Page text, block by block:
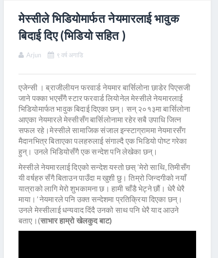
मेस्सीले भिडियोमार्फत नेयमारलाई भावुक
बिदाई दिए (भिडियो सहित )
Arjun ९ वर्ष अगाडि
एजेन्सी । ब्राजीलीयन फरवार्ड नेयमार बार्सिलोना छाडेर पिएसजी
जाने पक्का भएसँगै स्टार फरवार्ड लियोनेल मेस्सीले नेयमारलाई
भिडियोमार्फत भावुक बिदाई दिएका छन्। सन् २०१३मा बार्सिलोना
आएका नेयमारले मेस्सीसँग बार्सिलोनामा रहेर सबै उपाधि जित्न
सफल रहे।मेस्सीले सामाजिक संजाल इन्स्टाग्राममा नेयमारसँग
मैदानभित्र बिताएका पलहरुलाई संगाल्दै एक भिडियो पोष्ट गरेका
हुन्। उनले भिडियोसँगै एक सन्देश पनि लेखेका छन्।
मेस्सीले नेयमारलाई दिएको सन्देश यस्तो छस् ‘मेरो साथि, तिमीसँग
यी वर्षहरु सँगै बिताउन पाउँदा म खुशी छु। तिम्रो जिन्दगीको नयाँ
यात्राको लागि मेरो शुभकामना छ। हामी चाँडै भेट्ने छौं। धेरै धेरै
माया।’ नेयमारले पनि उक्त सन्देशमा प्रतिक्रिया दिएका छन्।
उनले मेस्सीलाई धन्यवाद दिंदै उनको साथ पनि धेरै याद आउने
बताए।(साभार हाम्रो खेलकुद बाट)